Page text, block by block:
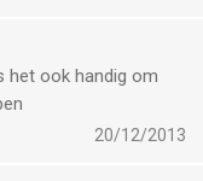
het ook handig om
20/12/2013